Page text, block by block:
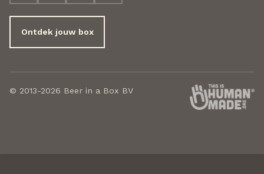
Ontdek jouw box
© 2013-2026 Beer in a Box BV